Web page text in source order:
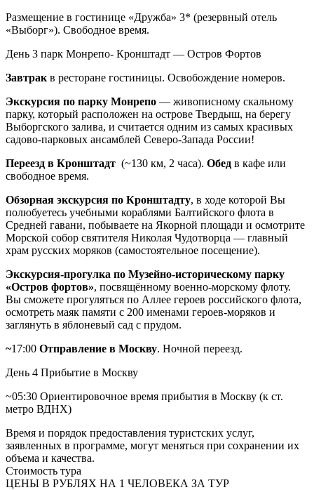
Размещение в гостинице «Дружба» 3* (резервный отель
«Выборг»). Свободное время.
День 3 парк Монрепо- Кронштадт — Остров Фортов
Завтрак в ресторане гостиницы. Освобождение номеров.
Экскурсия по парку Монрепо — живописному скальному
парку, который расположен на острове Твердыш, на берегу
Выборгского залива, и считается одним из самых красивых
садово-парковых ансамблей Северо-Запада России!
Переезд в Кронштадт (~130 км, 2 часа). Обед в кафе или
свободное время.
Обзорная экскурсия по Кронштадту, в ходе которой Вы
полюбуетесь учебными кораблями Балтийского флота в
Средней гавани, побываете на Якорной площади и осмотрите
Морской собор святителя Николая Чудотворца — главный
храм русских моряков (самостоятельное посещение).
Экскурсия-прогулка по Музейно-историческому парку
«Остров фортов», посвящённому военно-морскому флоту.
Вы сможете прогуляться по Аллее героев российского флота,
осмотреть маяк памяти с 200 именами героев-моряков и
заглянуть в яблоневый сад с прудом.
~17:00 Отправление в Москву. Ночной переезд.
День 4 Прибытие в Москву
~05:30 Ориентировочное время прибытия в Москву (к ст.
метро ВДНХ)
Время и порядок предоставления туристских услуг,
заявленных в программе, могут меняться при сохранении их
объема и качества.
Стоимость тура
ЦЕНЫ В РУБЛЯХ НА 1 ЧЕЛОВЕКА ЗА ТУР